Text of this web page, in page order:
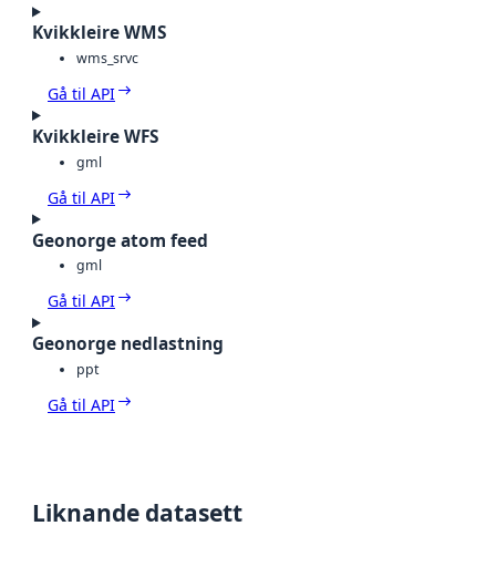
Kvikkleire WMS
wms_srvc
Gå til API
Kvikkleire WFS
gml
Gå til API
Geonorge atom feed
gml
Gå til API
Geonorge nedlastning
ppt
Gå til API
Liknande datasett